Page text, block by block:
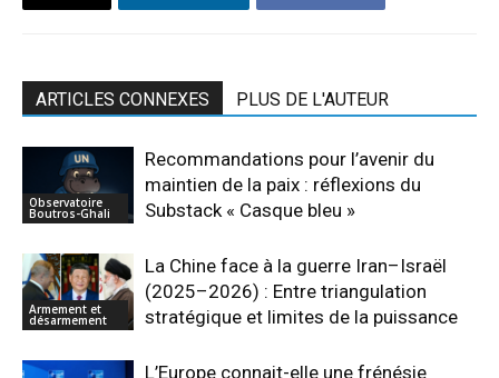
ARTICLES CONNEXES PLUS DE L'AUTEUR
Observatoire
Boutros-Ghali
Recommandations pour l’avenir du
maintien de la paix : réflexions du
Substack « Casque bleu »
Armement et
désarmement
La Chine face à la guerre Iran–Israël
(2025–2026) : Entre triangulation
stratégique et limites de la puissance
L’Europe connait-elle une frénésie